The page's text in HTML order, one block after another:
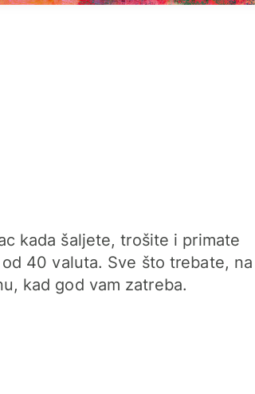
kada šaljete, trošite i primate
40 valuta. Sve što trebate, na
kad god vam zatreba.